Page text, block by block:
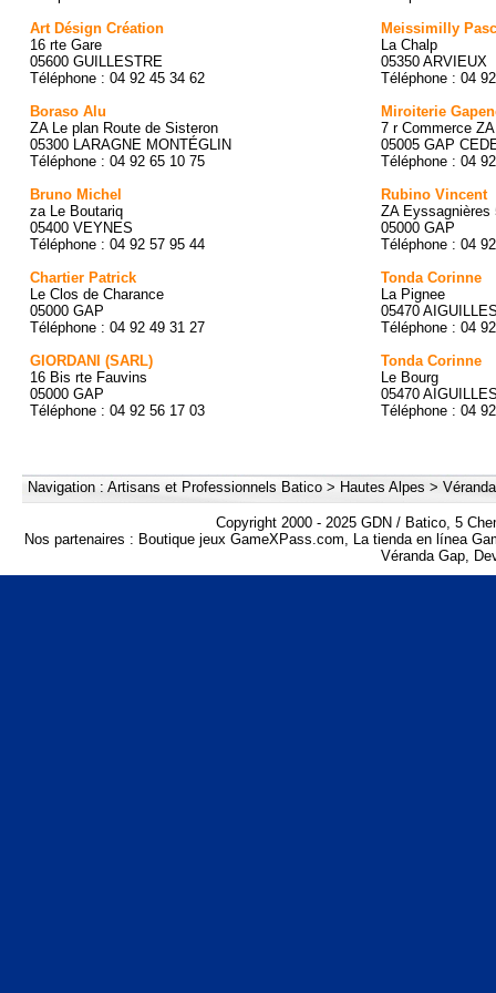
Art Désign Création
16 rte Gare
05600 GUILLESTRE
Téléphone : 04 92 45 34 62
Boraso Alu
ZA Le plan Route de Sisteron
05300 LARAGNE MONTÉGLIN
Téléphone : 04 92 65 10 75
Bruno Michel
za Le Boutariq
05400 VEYNES
Téléphone : 04 92 57 95 44
Chartier Patrick
Le Clos de Charance
05000 GAP
Téléphone : 04 92 49 31 27
GIORDANI (SARL)
16 Bis rte Fauvins
05000 GAP
Téléphone : 04 92 56 17 03
Meissimilly
La Chalp
05350 ARVIEUX
Téléphone : 04
Miroiterie
7 r Commerce
05005 GAP
Téléphone : 04
Rubino Vincent
ZA Eyssagnières
05000 GAP
Téléphone : 04
Tonda Corinne
La Pignee
05470
Téléphone : 04
Tonda Corinne
Le Bourg
05470
Téléphone : 04
Navigation : Artisans et Professionnels Batico > Hautes Alpes >
Copyright 2000 - 2025 GDN / Batico, 5
Nos partenaires : Boutique jeux GameXPass.com, La tienda en línea
Véranda Gap,